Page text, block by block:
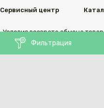
Фильтрация
Сервисный центр
Условия возврата обмена